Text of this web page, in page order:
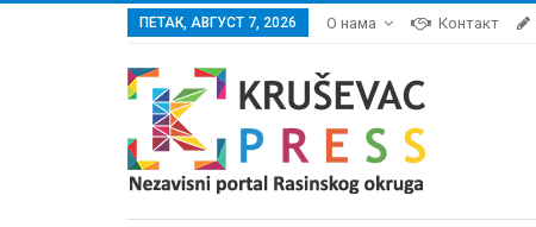
ПЕТАК, АВГУСТ 7, 2026 О нама Контакт